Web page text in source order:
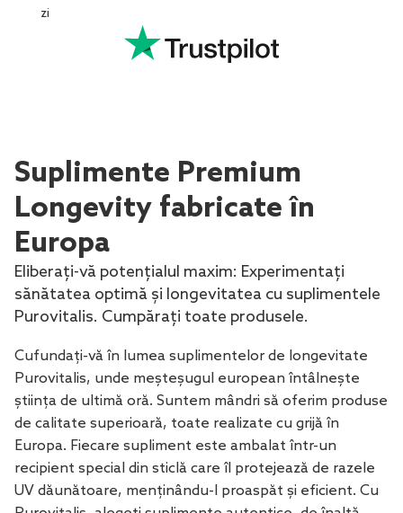
zi
Suplimente Premium
Longevity fabricate în
Europa
Eliberați-vă potențialul maxim: Experimentați
sănătatea optimă și longevitatea cu suplimentele
Purovitalis. Cumpărați toate produsele.
Cufundați-vă în lumea suplimentelor de longevitate
Purovitalis, unde meșteșugul european întâlnește
știința de ultimă oră. Suntem mândri să oferim produse
de calitate superioară, toate realizate cu grijă în
Europa. Fiecare supliment este ambalat într-un
recipient special din sticlă care îl protejează de razele
UV dăunătoare, menținându-l proaspăt și eficient. Cu